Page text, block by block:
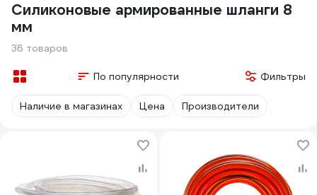
Силиконовые армированные шланги 8
мм
36 товаров
По популярности Фильтры
Наличие в магазинах Цена Производители